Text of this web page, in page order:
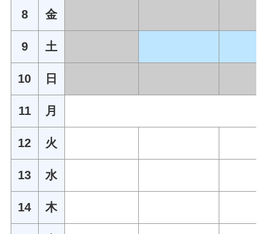
8 金
9 土
10 日
11 月
12 火
13 水
14 木